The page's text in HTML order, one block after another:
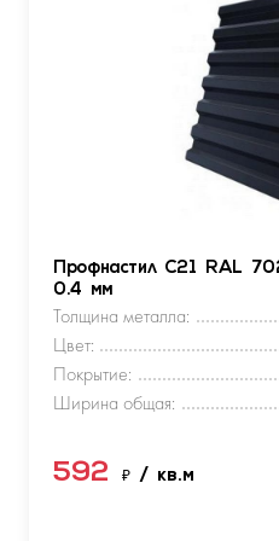
Профнастил С21 RAL
0.4 мм
Толщина металла:
Цвет:
Покрытие:
Ширина общая:
592 ₽ / кв.м